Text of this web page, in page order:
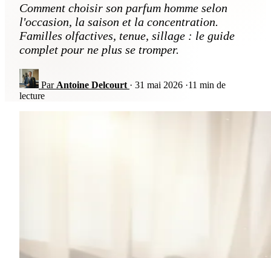
Comment choisir son parfum homme selon
l'occasion, la saison et la concentration.
Familles olfactives, tenue, sillage : le guide
complet pour ne plus se tromper.
Par Antoine Delcourt · 31 mai 2026 ·11 min de
lecture